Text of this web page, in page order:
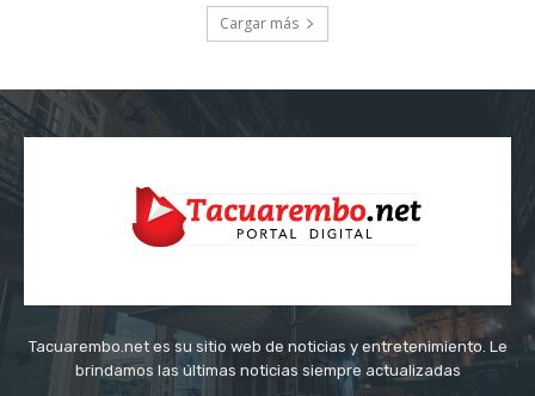
Cargar más
Tacuarembo.net es su sitio web de noticias y entretenimiento. Le
brindamos las últimas noticias siempre actualizadas